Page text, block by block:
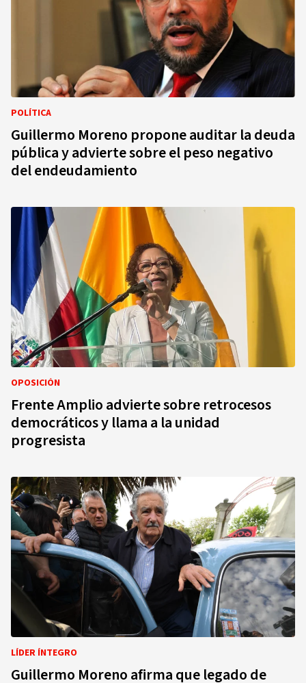
POLÍTICA
Guillermo Moreno propone auditar la deuda
pública y advierte sobre el peso negativo
del endeudamiento
OPOSICIÓN
Frente Amplio advierte sobre retrocesos
democráticos y llama a la unidad
progresista
LÍDER ÍNTEGRO
Guillermo Moreno afirma que legado de